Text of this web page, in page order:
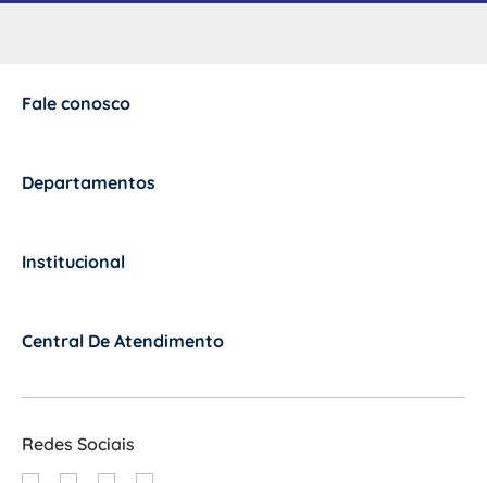
Fale conosco
Departamentos
Institucional
Central De Atendimento
Redes Sociais